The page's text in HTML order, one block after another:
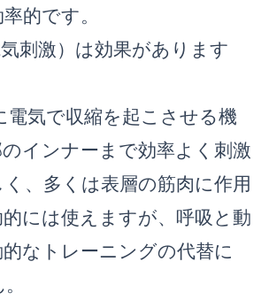
的です。
刺激）は効果があります
電気で収縮を起こさせる機
インナーまで効率よく刺激
、多くは表層の筋肉に作用
には使えますが、呼吸と動
なトレーニングの代替に